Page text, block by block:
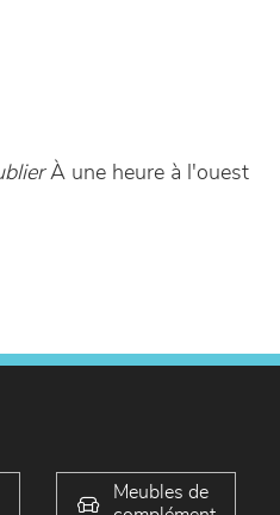
À une heure à l'ouest
Meubles de